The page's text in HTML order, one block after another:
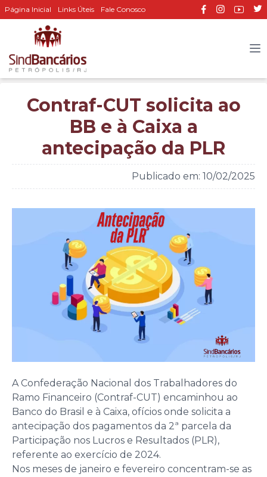
Página Inicial Links Úteis Fale Conosco
Contraf-CUT solicita ao
BB e à Caixa a
antecipação da PLR
Publicado em: 10/02/2025
A Confederação Nacional dos Trabalhadores do
Ramo Financeiro (Contraf-CUT) encaminhou ao
Banco do Brasil e à Caixa, ofícios onde solicita a
antecipação dos pagamentos da 2ª parcela da
Participação nos Lucros e Resultados (PLR),
referente ao exercício de 2024.
Nos meses de janeiro e fevereiro concentram-se as